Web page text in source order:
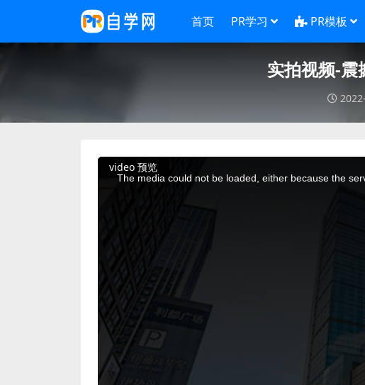
首页 PR学习 PR模板
实拍视频-震
video 预览
This
The media could not be loaded, either because the